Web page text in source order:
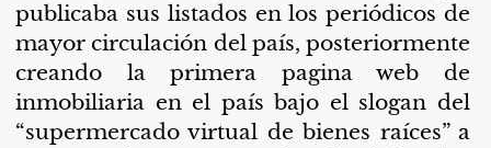
publicaba sus listados en los periódicos de
mayor circulación del país, posteriormente
creando la primera pagina web de
inmobiliaria en el país bajo el slogan del
“supermercado virtual de bienes raíces” a